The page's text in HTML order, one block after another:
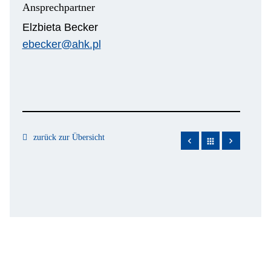
Ansprechpartner
Elzbieta Becker
ebecker@ahk.pl
zurück zur Übersicht apps